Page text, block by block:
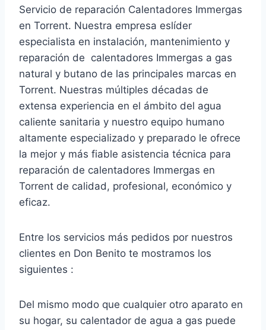
Servicio de reparación Calentadores Immergas
en Torrent. Nuestra empresa eslíder
especialista en instalación, mantenimiento y
reparación de calentadores Immergas a gas
natural y butano de las principales marcas en
Torrent. Nuestras múltiples décadas de
extensa experiencia en el ámbito del agua
caliente sanitaria y nuestro equipo humano
altamente especializado y preparado le ofrece
la mejor y más fiable asistencia técnica para
reparación de calentadores Immergas en
Torrent de calidad, profesional, económico y
eficaz.
Entre los servicios más pedidos por nuestros
clientes en Don Benito te mostramos los
siguientes :
Del mismo modo que cualquier otro aparato en
su hogar, su calentador de agua a gas puede